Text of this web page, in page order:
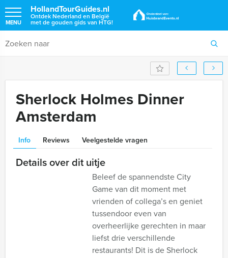
HollandTourGuides.nl
Ontdek Nederland en België
met de gouden gids van HTG!
MENU
Sherlock Holmes Dinner
Amsterdam
Info Reviews Veelgestelde vragen
Details over dit uitje
Beleef de spannendste City
Game van dit moment met
vrienden of collega’s en geniet
tussendoor even van
overheerlijke gerechten in maar
liefst drie verschillende
restaurants! Dit is de Sherlock